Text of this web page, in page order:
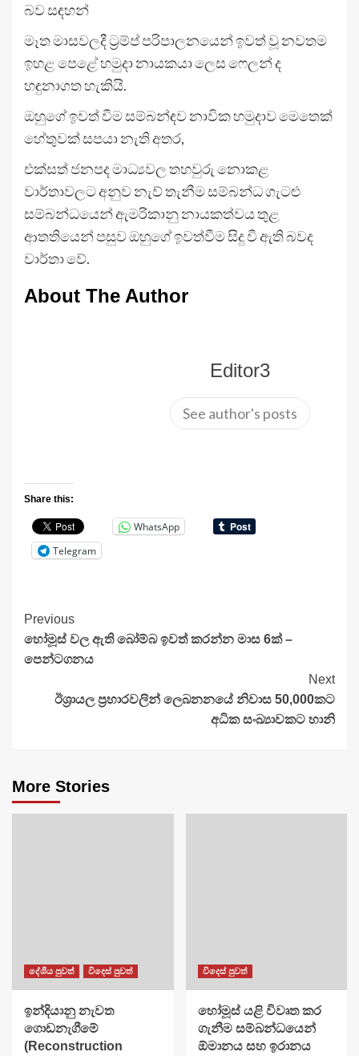
බව සඳහන්
මෑත මාසවලදී ට්‍රම්ප් පරිපාලනයෙන් ඉවත් වූ නවතම
ඉහළ පෙළේ හමුදා නායකයා ලෙස ෆෙලන් ද
හඳුනාගත හැකියි.
ඔහුගේ ඉවත් වීම සම්බන්ඳව නාවික හමුදාව මෙතෙක්
හේතුවක් සපයා නැති අතර,
එක්සත් ජනපද මාධ්‍යවල තහවුරු නොකළ
වාර්තාවලට අනුව නැව් තැනීම සම්බන්ධ ගැටළු
සම්බන්ධයෙන් ඇමරිකානු නායකත්වය තුළ
ආතතියෙන් පසුව ඔහුගේ ඉවත්වීම සිදු වී ඇති බවද
වාර්තා වේ.
About The Author
Editor3
See author's posts
Share this:
WhatsApp
Telegram
Continue
Reading
Previous
හෝමූස් වල ඇති බෝම්බ ඉවත් කරන්න මාස 6ක් –
පෙන්ටගනය
Next
ඊශ්‍රායල ප්‍රහාරවලින් ලෙබනනයේ නිවාස 50,000කට
අධික සංඛ්‍යාවකට හානි
More Stories
දේශීය පුවත් විදෙස් පුවත්
ඉන්දියානු නැවත
ගොඩනැගීමේ
(Reconstruction
විදෙස් පුවත්
හෝමූස් යළි විවෘත කර
ගැනීම සම්බන්ධයෙන්
ඕමානය සහ ඉරානය